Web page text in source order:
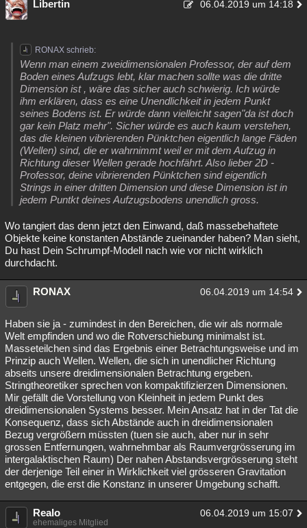
Libertin 06.04.2019 um 14:18
RONAX schrieb:
Wenn man einem zweidimensionalen Professor, der auf dem
Boden eines Aufzugs lebt, klar machen sollte was die dritte
Dimension ist , wäre das sicher auch schwierig. Ich würde
ihm erklären, dass es eine Unendlichkeit in jedem Punkt
seines Bodens ist. Er würde dann vielleicht sagen"da ist doch
gar kein Platz mehr". Sicher würde es auch kaum verstehen,
das die kleinen vibrierenden Pünktchen eigentlich lange Fäden
(Wellen) sind, die er wahrnimmt weil er mit dem Aufzug in
Richtung dieser Wellen gerade hochfährt. Also lieber 2D -
Professor, deine vibrierenden Pünktchen sind eigentlich
Strings in einer dritten Dimension und diese Dimension ist in
jedem Puntkt deines Aufzugsbodens unendlich gross.
Wo tangiert das denn jetzt den Einwand, daß massebehaftete
Objekte keine konstanten Abstände zueinander haben? Man sieht,
Du hast Dein Schrumpf-Modell nach wie vor nicht wirklich
durchdacht.
RONAX 06.04.2019 um 14:54
Haben sie ja - zumindest in den Bereichen, die wir als normale
Welt empfinden und wo die Rotverschiebung minimalst ist.
Masseteilchen sind das Ergebnis einer Betrachtungsweise und im
Prinzip auch Wellen. Wellen, die sich in unendlicher Richtung
abseits unsere dreidimensionalen Betrachtung ergeben.
Stringtheoretiker sprechen von kompaktifizierzen Dimensionen.
Mir gefällt die Vorstellung von Kleinheit in jedem Punkt des
dreidimensionalen Systems besser. Mein Ansatz hat in der Tat die
Konsequenz, dass sich Abstände auch in dreidimensionalen
Bezug vergrößern müssten (tuen sie auch, aber nur in sehr
grossen Entfernungen, wahrnehmbar als Raumvergrösserung im
intergalaktischen Raum) Der nahen Abstandsvergrösserung steht
der derjenige Teil einer in Wirklichkeit viel grösseren Gravitation
entgegen, die erst die Konstanz in unserer Umgebung schafft.
Realo 06.04.2019 um 15:07
ehemaliges Mitglied